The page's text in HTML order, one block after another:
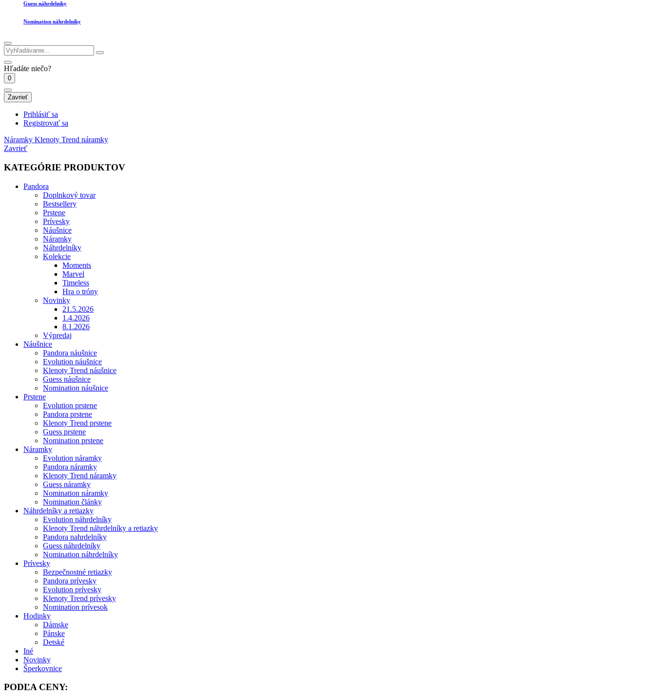
Guess náhrdelníky
Nomination náhrdelníky
Hľadáte niečo?
0
Zavrieť
Prihlásiť sa
Registrovať sa
Náramky Klenoty Trend náramky
Zavrieť
KATEGÓRIE PRODUKTOV
Pandora
Doplnkový tovar
Bestsellery
Prstene
Prívesky
Náušnice
Náramky
Náhrdelníky
Kolekcie
Moments
Marvel
Timeless
Hra o tróny
Novinky
21.5.2026
1.4.2026
8.1.2026
Výpredaj
Náušnice
Pandora náušnice
Evolution náušnice
Klenoty Trend náušnice
Guess náušnice
Nomination náušnice
Prstene
Evolution prstene
Pandora prstene
Klenoty Trend prstene
Guess prstene
Nomination prstene
Náramky
Evolution náramky
Pandora náramky
Klenoty Trend náramky
Guess náramky
Nomination náramky
Nomination články
Náhrdelníky a retiazky
Evolution náhrdelníky
Klenoty Trend náhrdelníky a retiazky
Pandora nahrdelníky
Guess náhrdelníky
Nomination náhrdelníky
Prívesky
Bezpečnostné retiazky
Pandora prívesky
Evolution prívesky
Klenoty Trend prívesky
Nomination prívesok
Hodinky
Dámske
Pánske
Detské
Iné
Novinky
Šperkovnice
PODĽA CENY: